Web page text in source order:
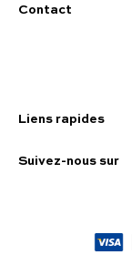
Contact
Liens rapides
Suivez-nous sur